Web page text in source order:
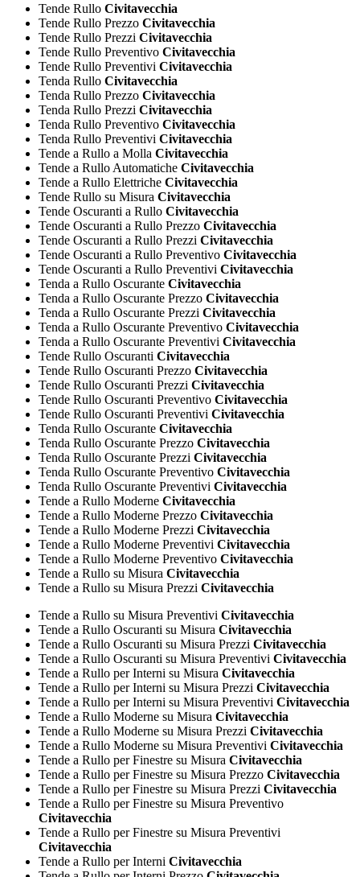
Tende Rullo Civitavecchia
Tende Rullo Prezzo Civitavecchia
Tende Rullo Prezzi Civitavecchia
Tende Rullo Preventivo Civitavecchia
Tende Rullo Preventivi Civitavecchia
Tenda Rullo Civitavecchia
Tenda Rullo Prezzo Civitavecchia
Tenda Rullo Prezzi Civitavecchia
Tenda Rullo Preventivo Civitavecchia
Tenda Rullo Preventivi Civitavecchia
Tende a Rullo a Molla Civitavecchia
Tende a Rullo Automatiche Civitavecchia
Tende a Rullo Elettriche Civitavecchia
Tende Rullo su Misura Civitavecchia
Tende Oscuranti a Rullo Civitavecchia
Tende Oscuranti a Rullo Prezzo Civitavecchia
Tende Oscuranti a Rullo Prezzi Civitavecchia
Tende Oscuranti a Rullo Preventivo Civitavecchia
Tende Oscuranti a Rullo Preventivi Civitavecchia
Tenda a Rullo Oscurante Civitavecchia
Tenda a Rullo Oscurante Prezzo Civitavecchia
Tenda a Rullo Oscurante Prezzi Civitavecchia
Tenda a Rullo Oscurante Preventivo Civitavecchia
Tenda a Rullo Oscurante Preventivi Civitavecchia
Tende Rullo Oscuranti Civitavecchia
Tende Rullo Oscuranti Prezzo Civitavecchia
Tende Rullo Oscuranti Prezzi Civitavecchia
Tende Rullo Oscuranti Preventivo Civitavecchia
Tende Rullo Oscuranti Preventivi Civitavecchia
Tenda Rullo Oscurante Civitavecchia
Tenda Rullo Oscurante Prezzo Civitavecchia
Tenda Rullo Oscurante Prezzi Civitavecchia
Tenda Rullo Oscurante Preventivo Civitavecchia
Tenda Rullo Oscurante Preventivi Civitavecchia
Tende a Rullo Moderne Civitavecchia
Tende a Rullo Moderne Prezzo Civitavecchia
Tende a Rullo Moderne Prezzi Civitavecchia
Tende a Rullo Moderne Preventivi Civitavecchia
Tende a Rullo Moderne Preventivo Civitavecchia
Tende a Rullo su Misura Civitavecchia
Tende a Rullo su Misura Prezzi Civitavecchia
Tende a Rullo su Misura Preventivi Civitavecchia
Tende a Rullo Oscuranti su Misura Civitavecchia
Tende a Rullo Oscuranti su Misura Prezzi Civitavecchia
Tende a Rullo Oscuranti su Misura Preventivi Civitavecchia
Tende a Rullo per Interni su Misura Civitavecchia
Tende a Rullo per Interni su Misura Prezzi Civitavecchia
Tende a Rullo per Interni su Misura Preventivi Civitavecchia
Tende a Rullo Moderne su Misura Civitavecchia
Tende a Rullo Moderne su Misura Prezzi Civitavecchia
Tende a Rullo Moderne su Misura Preventivi Civitavecchia
Tende a Rullo per Finestre su Misura Civitavecchia
Tende a Rullo per Finestre su Misura Prezzo Civitavecchia
Tende a Rullo per Finestre su Misura Prezzi Civitavecchia
Tende a Rullo per Finestre su Misura Preventivo
Civitavecchia
Tende a Rullo per Finestre su Misura Preventivi
Civitavecchia
Tende a Rullo per Interni Civitavecchia